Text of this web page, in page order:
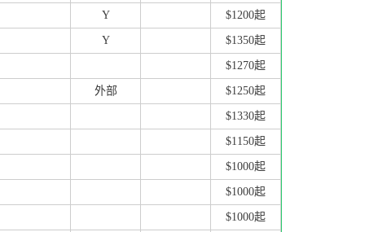
Y $1200起
Y $1350起
$1270起
外部 $1250起
$1330起
$1150起
$1000起
$1000起
$1000起